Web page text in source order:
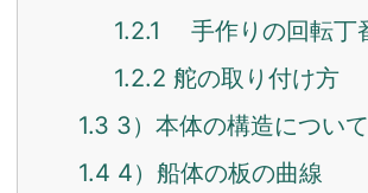
1.2.1 手作りの回転丁
1.2.2 舵の取り付け方
1.3 3）本体の構造について
1.4 4）船体の板の曲線